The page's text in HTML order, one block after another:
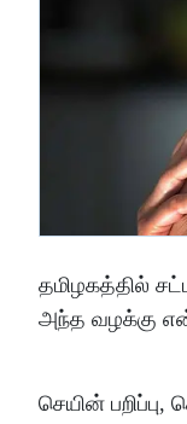
தமிழகத்தில்
அந்த வழக்கு
செயின்